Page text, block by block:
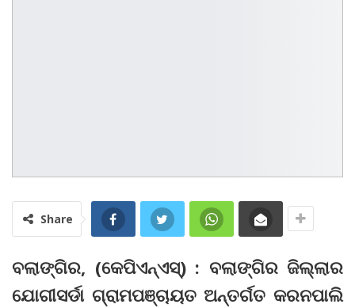
Share
ବଲାଙ୍ଗିର, (କେପିଏନ୍‌ଏସ୍‌) : ବଲାଙ୍ଗିର ଜିଲ୍ଲାର
ଯୋଗୀସର୍ଡା ଗ୍ରାମପଞ୍ଚାୟତ ଅନ୍ତର୍ଗତ କରନପାଲି